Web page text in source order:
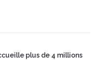
plus de 4 millions